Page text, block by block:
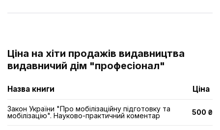
Ціна на хіти продажів видавництва
видавничий дім "професіонал"
Назва книги Ціна
Закон України "Про мобілізаційну підготовку та
мобілізацію". Науково-практичний коментар
500 ₴